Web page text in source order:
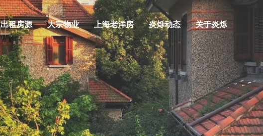
出租房源 大宗物业 上海老洋房 炎烁动态 关于炎烁